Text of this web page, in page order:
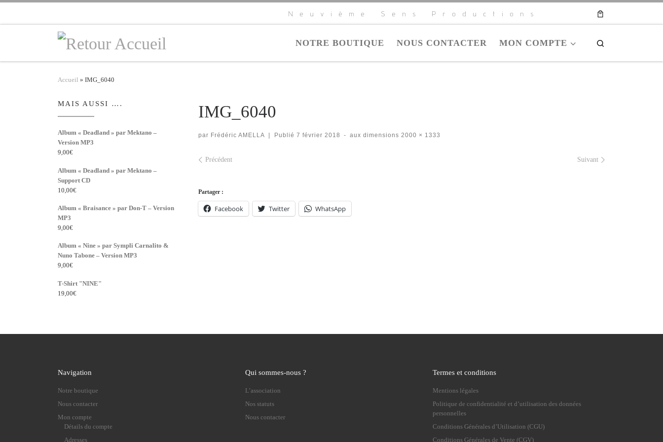
Neuvième Sens Productions
NOTRE BOUTIQUE NOUS CONTACTER MON COMPTE
Accueil » IMG_6040
IMG_6040
par Frédéric AMELLA Publié 7 février 2018 - aux dimensions 2000 × 1333
Navigation dans les images
Précédent Suivant
Partager :
Facebook Twitter WhatsApp
MAIS AUSSI ….
Album « Deadland » par Mektano –
Version MP3
9,00€
Album « Deadland » par Mektano –
Support CD
10,00€
Album « Braisance » par Don-T – Version
MP3
9,00€
Album « Nine » par Sympli Carnalito &
Nuno Tabone – Version MP3
9,00€
T-Shirt "NINE"
19,00€
Navigation
Notre boutique
Nous contacter
Mon compte
Détails du compte
Adresses
Qui sommes-nous ?
L’association
Nos statuts
Nous contacter
Termes et conditions
Mentions légales
Politique de confidentialité et d’utilisation des données
personnelles
Conditions Générales d’Utilisation (CGU)
Conditions Générales de Vente (CGV)